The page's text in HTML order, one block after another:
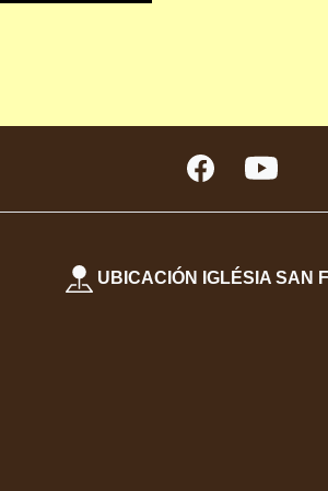
UBICACIÓN IGLÉSIA SAN